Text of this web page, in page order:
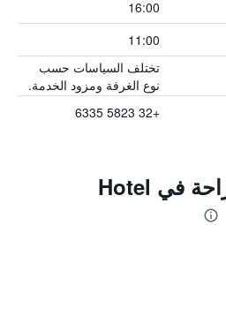
16:00
11:00
تختلف السياسات حسب
نوع الغرفة ومزود الخدمة.
+32 5823 6335
المزايا ووسائل الراحة في Hotel